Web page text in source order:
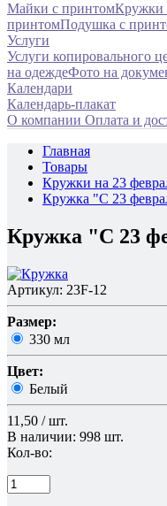
Майки с принтомКружки
принтомПодушка с
Услуги
Услуги копировального
на одеждеФото на
Календари
Календарь-плакат
О компании Оплата и
Главная
Товары
Кружки на 23
Кружка "С 23
Кружка "С 23
Артикул: 23F-12
Размер:
330 мл
Цвет:
Белый
11,50 / шт.
В наличии: 998 шт.
Кол-во: